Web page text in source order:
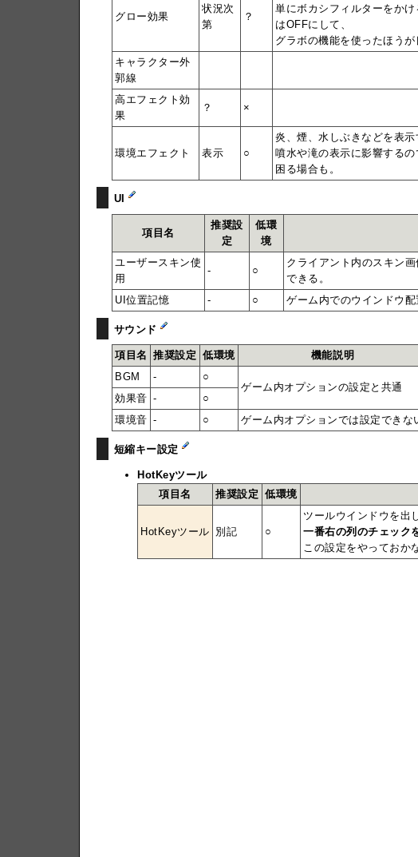
グロー効果
状況次
第
？
単にボカシフィルターをか
はOFFにして、
グラボの機能を使ったほうが
キャラクター外
郭線
高エフェクト効
果
？ ×
環境エフェクト 表示 ○
炎、煙、水しぶきなどを表示
噴水や滝の表示に影響する
困る場合も。
UI
項目名
推奨設
定
低環
境
ユーザースキン使
用
- ○
クライアント内のスキン
できる。
UI位置記憶
- ○ ゲーム内でのウインドウ配
サウンド
項目名 推奨設定 低環境
機能説明
BGM
-
○
ゲーム内オプションの設定と共通
効果音 -
○
環境音 - ○ ゲーム内オプションでは設定できな
短縮キー設定
HotKeyツール
項目名
推奨設定 低環境
HotKeyツール 別記 ○
ツールウインドウを出
一番右の列のチェック
この設定をやっておか